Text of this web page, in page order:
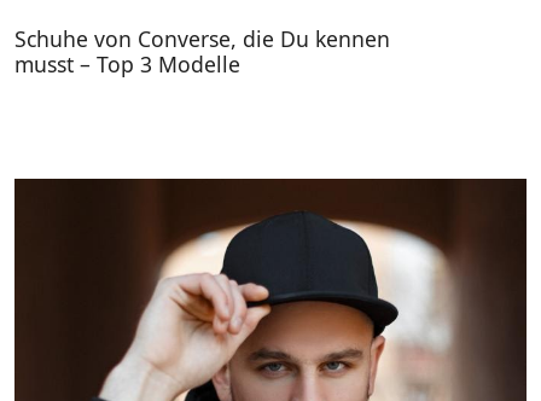
Schuhe von Converse, die Du kennen
musst – Top 3 Modelle